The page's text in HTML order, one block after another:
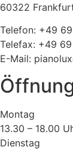
60322
Telefon: +49
Telefax: +49
E-Mail:
Montag
13.30 – 18.00
Dienstag